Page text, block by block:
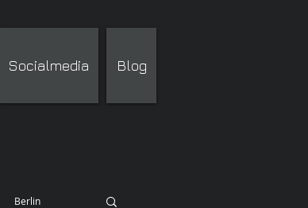
Socialmedia Blog
Berlin